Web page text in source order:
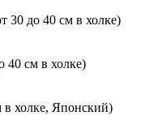
30 до 40 см в холке)
40 см в холке)
холке, Японский)